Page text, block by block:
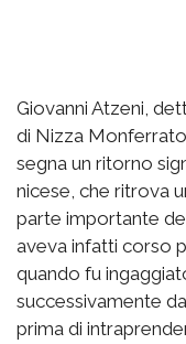
Giovanni Atzeni,
di Nizza Monferrato
segna un ritorno
nicese, che ritrova
parte importante
aveva infatti corso
quando fu
successivamente
prima di